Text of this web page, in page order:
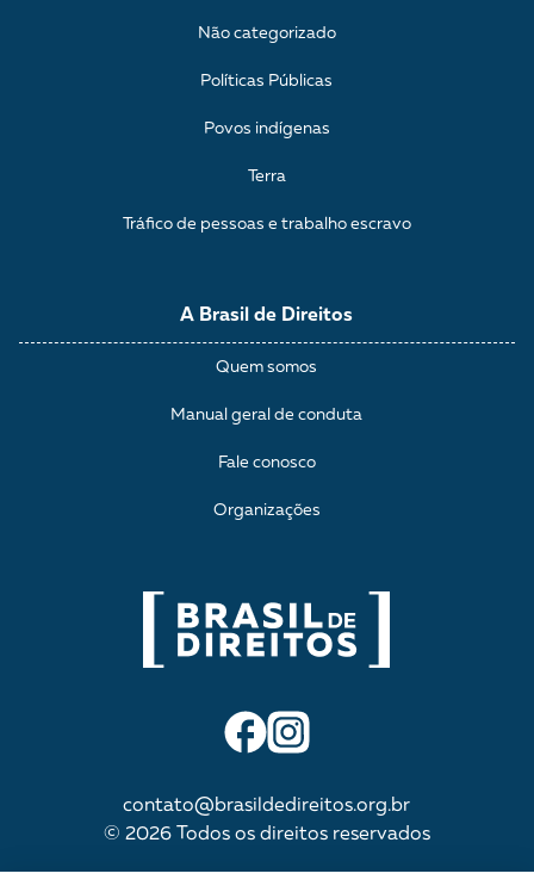
contato@brasildedireitos.org.br
© 2026 Todos os direitos reservados
A Brasil de Direitos
Quem somos
Manual geral de conduta
Fale conosco
Organizações
Não categorizado
Políticas Públicas
Povos indígenas
Terra
Tráfico de pessoas e trabalho escravo